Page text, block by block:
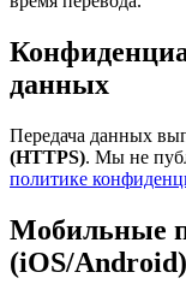
данных
Передача данных
(HTTPS). Мы не
политике
Мобильные
(iOS/Android)